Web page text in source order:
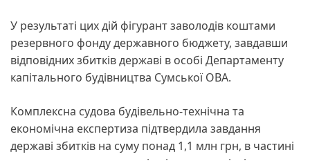
У результаті цих дій фігурант заволодів коштами
резервного фонду державного бюджету, завдавши
відповідних збитків державі в особі Департаменту
капітального будівництва Сумської ОВА.
Комплексна судова будівельно-технічна та
економічна експертиза підтвердила завдання
державі збитків на суму понад 1,1 млн грн, в частині